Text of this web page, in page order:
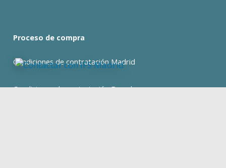
Proceso de compra
Condiciones de contratación Madrid
Condiciones de contratación Barcelona